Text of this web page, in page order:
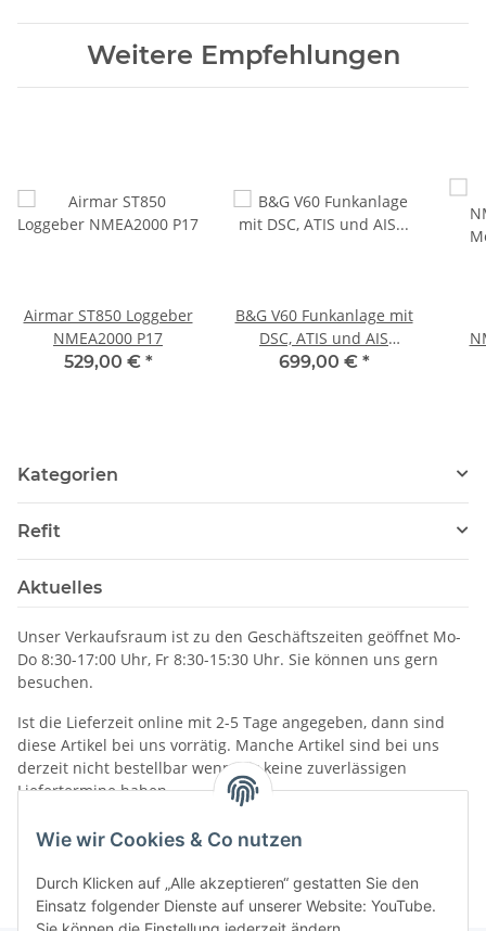
Wie wir Cookies & Co nutzen
Durch Klicken auf „Alle akzeptieren“ gestatten Sie den
Einsatz folgender Dienste auf unserer Website: YouTube.
Weitere Empfehlungen
Airmar ST850 Loggeber
NMEA2000 P17
529,00 € *
B&G V60 Funkanlage mit
DSC, ATIS und AIS
Empfänger 000-14471-
699,00 € *
Kategorien
Refit
Aktuelles
Unser Verkaufsraum ist zu den Geschäftszeiten geöffnet Mo-
Do 8:30-17:00 Uhr, Fr 8:30-15:30 Uhr. Sie können uns gern
besuchen.
Ist die Lieferzeit online mit 2-5 Tage angegeben, dann sind
diese Artikel bei uns vorrätig. Manche Artikel sind bei uns
derzeit nicht bestellbar wenn wir keine zuverlässigen
Liefertermine haben.
Informationen